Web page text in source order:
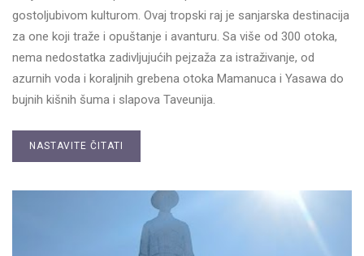
gostoljubivom kulturom. Ovaj tropski raj je sanjarska destinacija
za one koji traže i opuštanje i avanturu. Sa više od 300 otoka,
nema nedostatka zadivljujućih pejzaža za istraživanje, od
azurnih voda i koraljnih grebena otoka Mamanuca i Yasawa do
bujnih kišnih šuma i slapova Taveunija.
NASTAVITE ČITATI